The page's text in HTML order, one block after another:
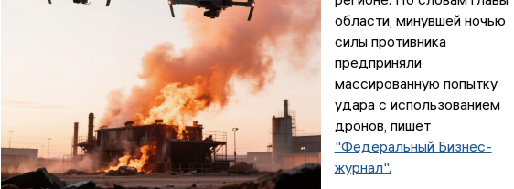
области, минувшей ночью
силы противника
предприняли
массированную попытку
удара с использованием
дронов, пишет
"Федеральный Бизнес-
журнал".